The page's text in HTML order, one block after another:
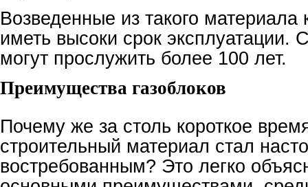
Возведенные из такого материала
иметь высоки срок эксплуатации.
могут прослужить более 100 лет.
Преимущества газоблоков
Почему же за столь короткое
строительный материал стал
востребованным? Это легко